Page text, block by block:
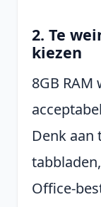
2. Te
kiezen
8GB
Denk aan
Office-